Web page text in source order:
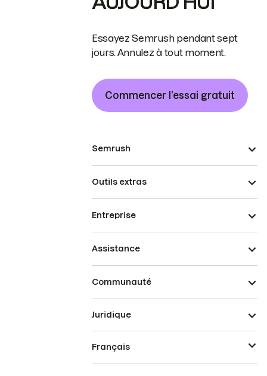
Essayez Semrush pendant sept
jours. Annulez à tout moment.
Commencer l’essai gratuit
Semrush
Outils extras
Entreprise
Assistance
Communauté
Juridique
Français